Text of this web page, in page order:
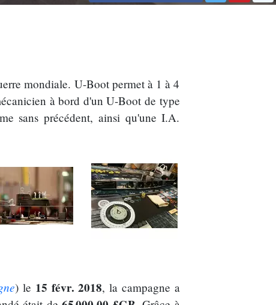
mondiale. U-Boot permet à 1 à 4
à bord d'un U-Boot de type
sans précédent, ainsi qu'une I.A.
) le 15 févr. 2018, la campagne a